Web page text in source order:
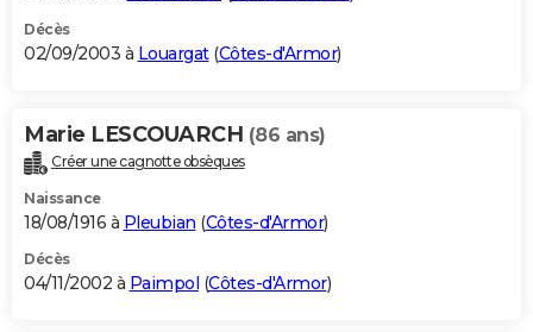
Décès
02/09/2003 à Louargat(Côtes-d'Armor)
Marie LESCOUARCH (86 ans)
Créer une cagnotte obsèques
Naissance
18/08/1916 à Pleubian (Côtes-d'Armor)
Décès
04/11/2002 à Paimpol (Côtes-d'Armor)